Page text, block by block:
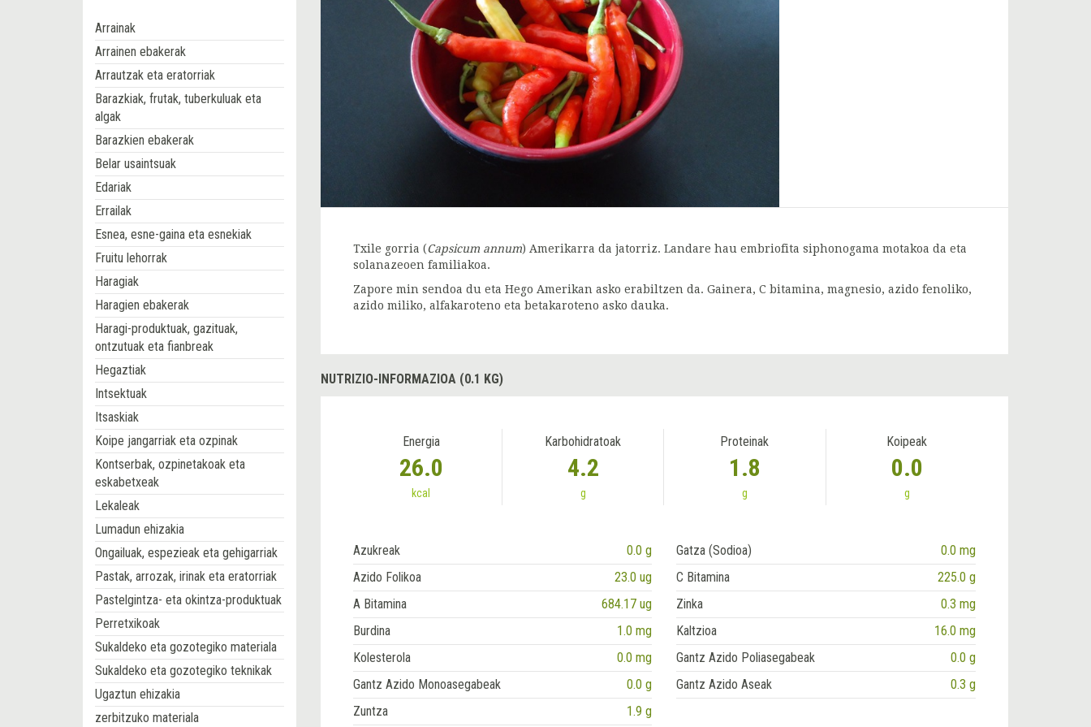
Arrainak
Arrainen ebakerak
Arrautzak eta eratorriak
Barazkiak, frutak, tuberkuluak eta
algak
Barazkien ebakerak
Belar usaintsuak
Edariak
Errailak
Esnea, esne-gaina eta esnekiak
Fruitu lehorrak
Haragiak
Haragien ebakerak
Haragi-produktuak, gazituak,
ontzutuak eta fianbreak
Hegaztiak
Intsektuak
Itsaskiak
Koipe jangarriak eta ozpinak
Kontserbak, ozpinetakoak eta
eskabetxeak
Lekaleak
Lumadun ehizakia
Ongailuak, espezieak eta gehigarriak
Pastak, arrozak, irinak eta eratorriak
Pastelgintza- eta okintza-produktuak
Perretxikoak
Sukaldeko eta gozotegiko materiala
Sukaldeko eta gozotegiko teknikak
Ugaztun ehizakia
zerbitzuko materiala
Txile gorria (Capsicum annum) Amerikarra da jatorriz. Landare hau embriofita siphonogama motakoa da eta
solanazeoen familiakoa.
Zapore min sendoa du eta Hego Amerikan asko erabiltzen da. Gainera, C bitamina, magnesio, azido fenoliko,
azido miliko, alfakaroteno eta betakaroteno asko dauka.
NUTRIZIO-INFORMAZIOA (0.1 KG)
Energia
26.0
kcal
Karbohidratoak
4.2
g
Proteinak
1.8
g
Koipeak
0.0
g
Azukreak 0.0 g Gatza (Sodioa)
0.0 mg
Azido Folikoa
23.0 ug C Bitamina
225.0 g
A Bitamina
684.17 ug Zinka
0.3 mg
Burdina
1.0 mg Kaltzioa
16.0 mg
Kolesterola
0.0 mg Gantz Azido Poliasegabeak
0.0 g
Gantz Azido Monoasegabeak
0.0 g Gantz Azido Aseak
0.3 g
Zuntza
1.9 g